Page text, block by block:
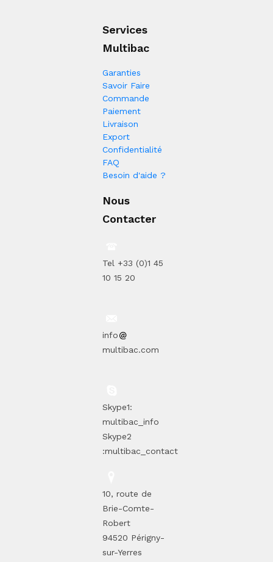
Services
Multibac
Garanties
Savoir Faire
Commande
Paiement
Livraison
Export
Confidentialité
FAQ
Besoin d'aide ?
Nous
Contacter
Tel +33 (0)1 45
10 15 20
info
multibac.com
Skype1:
multibac_info
Skype2
:multibac_contact
10, route de
Brie-Comte-
Robert
94520 Périgny-
sur-Yerres